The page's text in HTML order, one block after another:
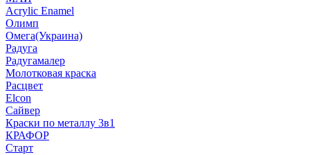
Acrylic Enamel
Олимп
Омега(Украина)
Радуга
Радугамалер
Молотковая краска
Расцвет
Elcon
Сайвер
Краски по металлу 3в1
КРАФОР
Старт